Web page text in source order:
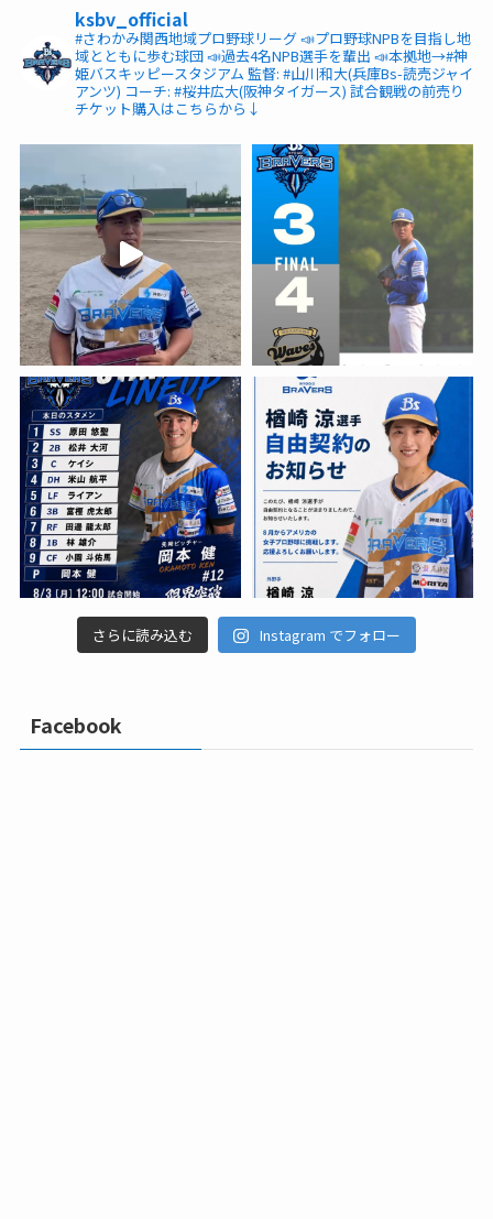
ksbv_official
#さわかみ関西地域プロ野球リーグ📣プロ野球NPBを目指し地
域とともに歩む球団📣過去4名NPB選手を輩出 📣本拠地→#神
姫バスキッピースタジアム 監督: #山川和大(兵庫Bs-読売ジャイ
アンツ) コーチ: #桜井広大(阪神タイガース) 試合観戦の前売り
チケット購入はこちらから↓
さらに読み込む Instagram でフォロー
Facebook